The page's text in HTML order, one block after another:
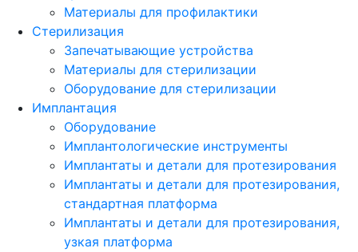
Материалы для профилактики
Стерилизация
Запечатывающие устройства
Материалы для стерилизации
Оборудование для стерилизации
Имплантация
Оборудование
Имплантологические инструменты
Имплантаты и детали для протезирования
Имплантаты и детали для протезирования,
стандартная платформа
Имплантаты и детали для протезирования,
узкая платформа